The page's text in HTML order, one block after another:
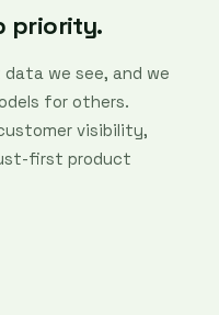
priority.
we see, and we
for others.
visibility,
first product